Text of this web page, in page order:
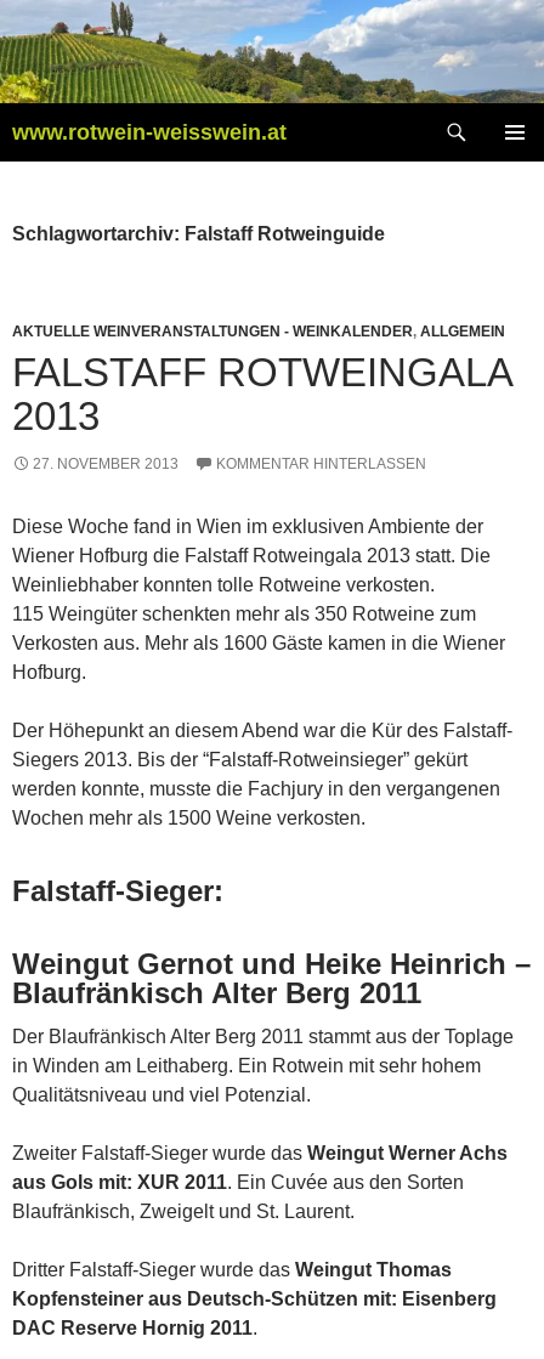
Inhalt
springen
www.rotwein-weisswein.at
Schlagwortarchiv: Falstaff Rotweinguide
AKTUELLE WEINVERANSTALTUNGEN - WEINKALENDER, ALLGEMEIN
FALSTAFF ROTWEINGALA
2013
27. NOVEMBER 2013 KOMMENTAR HINTERLASSEN
Diese Woche fand in Wien im exklusiven Ambiente der
Wiener Hofburg die Falstaff Rotweingala 2013 statt. Die
Weinliebhaber konnten tolle Rotweine verkosten.
115 Weingüter schenkten mehr als 350 Rotweine zum
Verkosten aus. Mehr als 1600 Gäste kamen in die Wiener
Hofburg.
Der Höhepunkt an diesem Abend war die Kür des Falstaff-
Siegers 2013. Bis der “Falstaff-Rotweinsieger” gekürt
werden konnte, musste die Fachjury in den vergangenen
Wochen mehr als 1500 Weine verkosten.
Falstaff-Sieger:
Weingut Gernot und Heike Heinrich –
Blaufränkisch Alter Berg 2011
Der Blaufränkisch Alter Berg 2011 stammt aus der Toplage
in Winden am Leithaberg. Ein Rotwein mit sehr hohem
Qualitätsniveau und viel Potenzial.
Zweiter Falstaff-Sieger wurde das Weingut Werner Achs
aus Gols mit: XUR 2011. Ein Cuvée aus den Sorten
Blaufränkisch, Zweigelt und St. Laurent.
Dritter Falstaff-Sieger wurde das Weingut Thomas
Kopfensteiner aus Deutsch-Schützen mit: Eisenberg
DAC Reserve Hornig 2011.